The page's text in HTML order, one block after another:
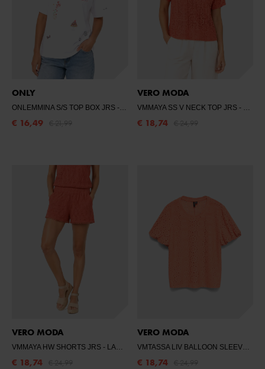
ONLY
ONLEMMINA S/S TOP BOX JRS - BRIGHT WHITE/LEMONADE
€ 16,49
VERO MODA
VMMAYA SS V NECK TOP JRS - LANGOUSTINO
€ 18,74
VERO MODA
VMMAYA HW SHORTS JRS - LANGOUSTINO
€ 18,74
VERO MODA
VMTASSA LIV BALLOON SLEEVE TOP JRS
€ 18,74